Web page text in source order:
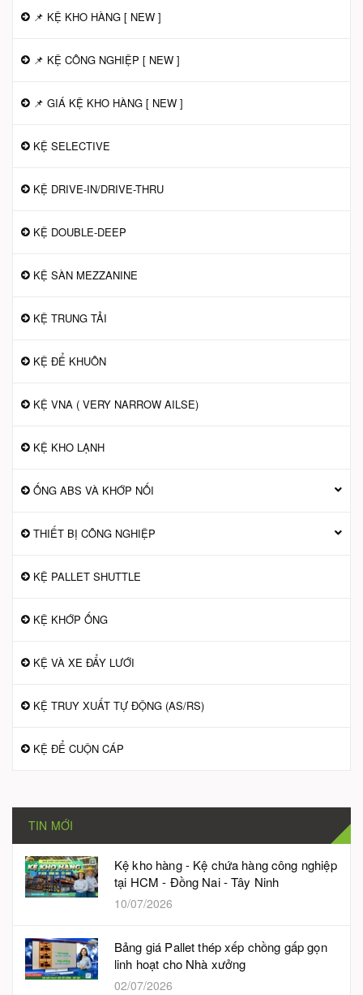
📌 KỆ KHO HÀNG [ NEW ]
📌 KỆ CÔNG NGHIỆP [ NEW ]
📌 GIÁ KỆ KHO HÀNG [ NEW ]
KỆ SELECTIVE
KỆ DRIVE-IN/DRIVE-THRU
KỆ DOUBLE-DEEP
KỆ SÀN MEZZANINE
KỆ TRUNG TẢI
KỆ ĐỂ KHUÔN
KỆ VNA ( VERY NARROW AILSE)
KỆ KHO LẠNH
ỐNG ABS VÀ KHỚP NỐI
THIẾT BỊ CÔNG NGHIỆP
KỆ PALLET SHUTTLE
KỆ KHỚP ỐNG
KỆ VÀ XE ĐẨY LƯỚI
KỆ TRUY XUẤT TỰ ĐỘNG (AS/RS)
KỆ ĐỂ CUỘN CÁP
TIN MỚI
Kệ kho hàng - Kệ chứa hàng công nghiệp
tại HCM - Đồng Nai - Tây Ninh
10/07/2026
Bảng giá Pallet thép xếp chồng gấp gọn
linh hoạt cho Nhà xưởng
02/07/2026